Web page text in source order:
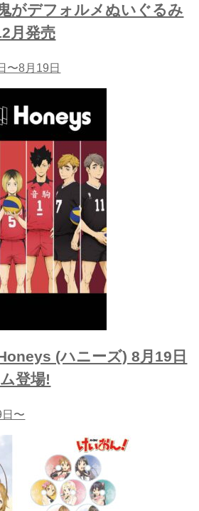
がデフォルメぬいぐるみ
月発売
〜8月19日
(ハニーズ) 8月19日
登場!
〜